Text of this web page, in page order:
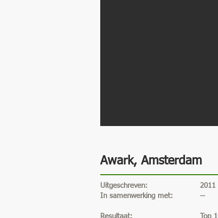
Awark, Amsterdam
Uitgeschreven:
In samenwerking met:
Resultaat:
2011
--
Top